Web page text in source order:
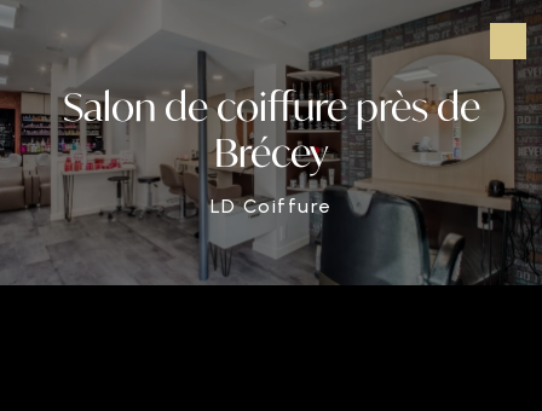
Salon de coiffure près de
Brécey
LD Coiffure
Panneau de gestion des cookies